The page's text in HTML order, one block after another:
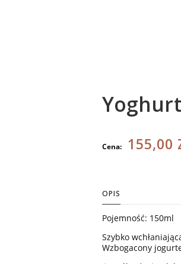
Cena: 155,00
OPIS
Pojemność: 150ml
Szybko
Wzbogacony